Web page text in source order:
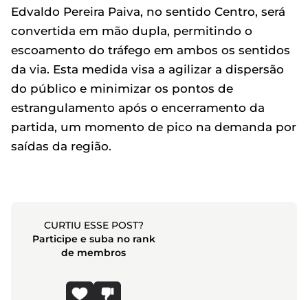
Edvaldo Pereira Paiva, no sentido Centro, será
convertida em mão dupla, permitindo o
escoamento do tráfego em ambos os sentidos
da via. Esta medida visa a agilizar a dispersão
do público e minimizar os pontos de
estrangulamento após o encerramento da
partida, um momento de pico na demanda por
saídas da região.
CURTIU ESSE POST?
Participe e suba no rank
de membros